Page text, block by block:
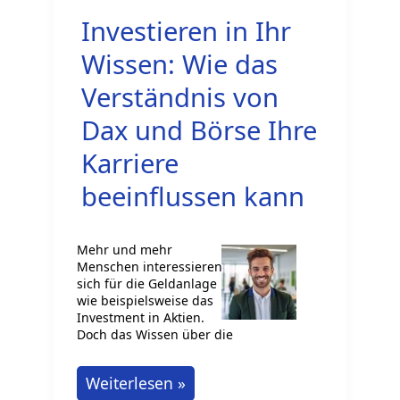
Deine
Karriere
Investieren in Ihr
Wissen: Wie das
Verständnis von
Dax und Börse Ihre
Karriere
beeinflussen kann
Mehr und mehr
Menschen interessieren
sich für die Geldanlage
wie beispielsweise das
Investment in Aktien.
Doch das Wissen über die
Investieren
Weiterlesen »